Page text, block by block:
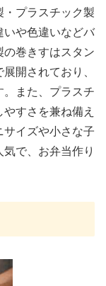
・プラスチック製
いや色違いなどバ
の巻きすはスタン
開されており、
また、プラスチ
すさを兼ね備え
サイズや小さな子
で、お弁当作り